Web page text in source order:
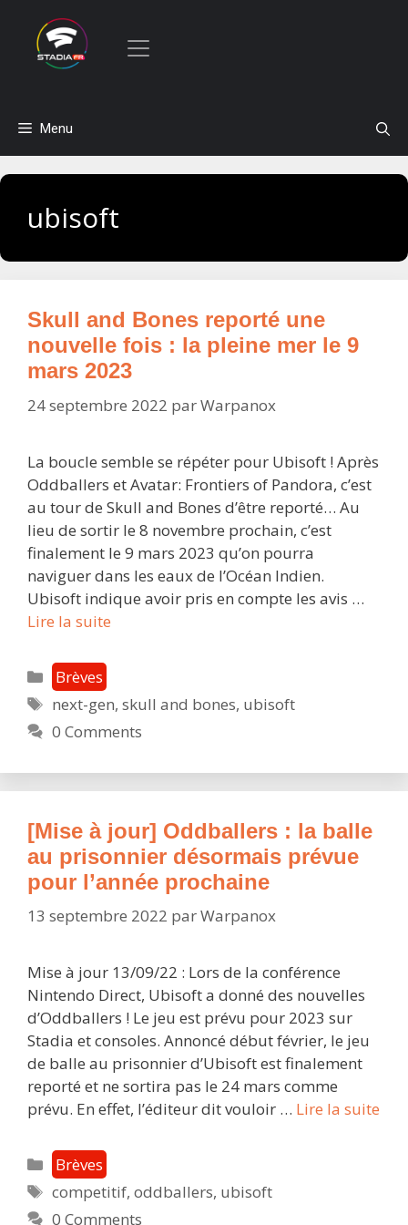
contenu
Menu
ubisoft
Skull and Bones reporté une
nouvelle fois : la pleine mer le 9
mars 2023
24 septembre 2022 parWarpanox
La boucle semble se répéter pour Ubisoft ! Après
Oddballers et Avatar: Frontiers of Pandora, c’est
au tour de Skull and Bones d’être reporté… Au
lieu de sortir le 8 novembre prochain, c’est
finalement le 9 mars 2023 qu’on pourra
naviguer dans les eaux de l’Océan Indien.
Ubisoft indique avoir pris en compte les avis …
Lire la suite
une
nouvelle
:
pleine
mer
le
9
mars
Catégories
Brèves
Étiquettes
next-gen,skull and bones, ubisoft
0 Comments
[Mise à jour] Oddballers : la balle
au prisonnier désormais prévue
pour l’année prochaine
13 septembre 2022 parWarpanox
Mise à jour 13/09/22 : Lors de la conférence
Nintendo Direct, Ubisoft a donné des nouvelles
d’Oddballers ! Le jeu est prévu pour 2023 sur
Stadia et consoles. Annoncé début février, le jeu
de balle au prisonnier d’Ubisoft est finalement
reporté et ne sortira pas le 24 mars comme
prévu. En effet, l’éditeur dit vouloir … Lire la suite
Catégories
Brèves
Étiquettes
competitif,oddballers, ubisoft
0 Comments